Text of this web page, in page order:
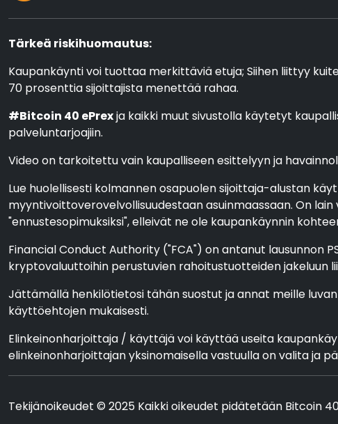
Tärkeä riskihuomautus:
Kaupankäynti voi tuottaa merkittäviä etuja; Siihen liittyy
70 prosenttia sijoittajista menettää rahaa.
#Bitcoin 40 ePrexja kaikki muut sivustolla käytetyt
palveluntarjoajiin.
Video on tarkoitettu vain kaupalliseen esittelyyn ja
Lue huolellisesti kolmannen osapuolen sijoittaja-alustan
myyntivoittoverovelvollisuudestaan asuinmaassaan. On
"ennustesopimuksiksi", elleivät ne ole kaupankäynnin
Financial Conduct Authority ("FCA") on antanut lausunnon
kryptovaluuttoihin perustuvien rahoitustuotteiden jakeluun
Jättämällä henkilötietosi tähän suostut ja annat meille
käyttöehtojen mukaisesti.
Elinkeinonharjoittaja / käyttäjä voi käyttää useita
elinkeinonharjoittajan yksinomaisella vastuulla on valita ja
Tekijänoikeudet © 2025 Kaikki oikeudet pidätetään Bitcoin